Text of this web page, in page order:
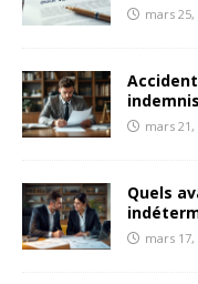
mars 25,
mars 21,
Quels
mars 17,